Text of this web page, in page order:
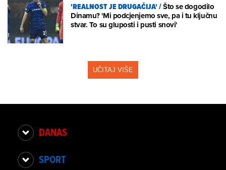
'REALNOST JE DRUGAČIJA'/Što se dogodilo
Dinamu? 'Mi podcjenjemo sve, pa i tu ključnu
stvar. To su gluposti i pusti snovi'
UČITAJ VIŠE
DANAS
SPORT